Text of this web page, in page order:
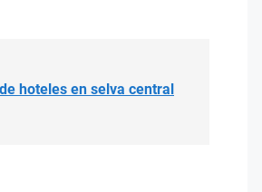
hoteles en selva central